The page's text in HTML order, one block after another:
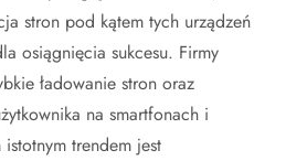
stron pod kątem tych urządzeń
osiągnięcia sukcesu. Firmy
ładowanie stron oraz
na smartfonach i
trendem jest